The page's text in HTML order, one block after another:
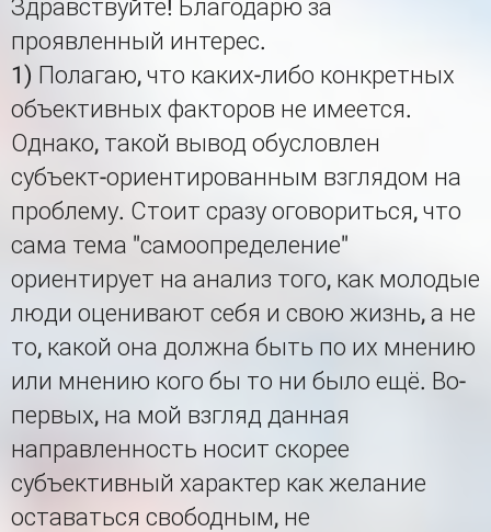
Здравствуйте! Благодарю за
проявленный интерес.
1) Полагаю, что каких-либо конкретных
объективных факторов не имеется.
Однако, такой вывод обусловлен
субъект-ориентированным взглядом на
проблему. Стоит сразу оговориться, что
сама тема "самоопределение"
ориентирует на анализ того, как молодые
люди оценивают себя и свою жизнь, а не
то, какой она должна быть по их мнению
или мнению кого бы то ни было ещё. Во-
первых, на мой взгляд данная
направленность носит скорее
субъективный характер как желание
оставаться свободным, не